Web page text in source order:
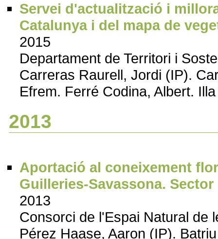
Servei d'actualització i
Catalunya i del mapa de
2015
Departament de Territori i
Carreras Raurell, Jordi (IP).
Efrem. Ferré Codina, Albert.
2013
Aportació al coneixement
Guilleries-Savassona.
2013
Consorci de l'Espai Natural de
Pérez Haase, Aaron (IP).